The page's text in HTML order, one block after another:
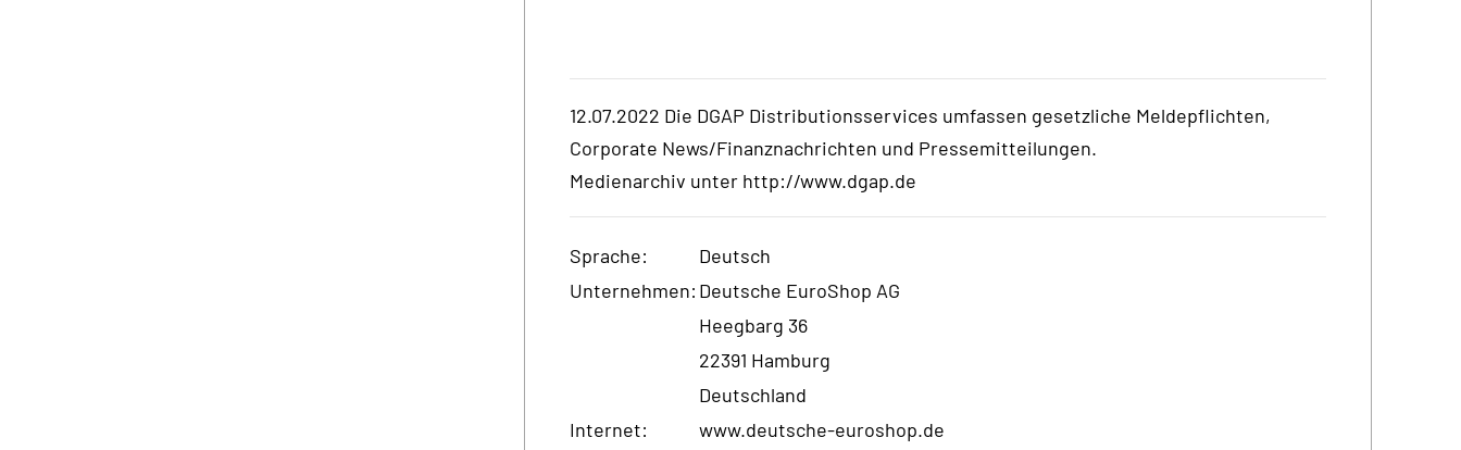
12.07.2022 Die DGAP Distributionsservices umfassen gesetzliche Meldepflichten,
Corporate News/Finanznachrichten und Pressemitteilungen.
Medienarchiv unter http://www.dgap.de
Sprache:
Deutsch
Unternehmen: Deutsche EuroShop AG
Heegbarg 36
22391 Hamburg
Deutschland
Internet:
www.deutsche-euroshop.de